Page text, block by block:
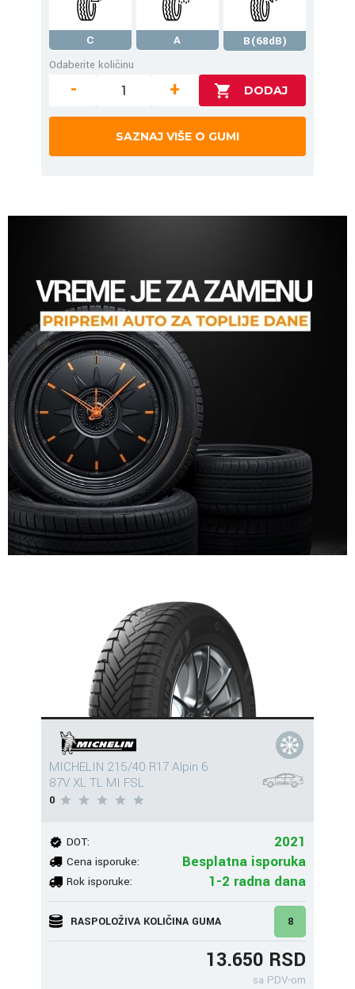
C A
B(68dB)
Odaberite količinu
- +
SAZNAJ VIŠE O GUMI
MICHELIN 215/40 R17 Alpin 6
87V XL TL MI FSL
0
DOT: 2021
Cena isporuke: Besplatna isporuka
Rok isporuke: 1-2 radna dana
RASPOLOŽIVA KOLIČINA GUMA 8
13.650 RSD
sa PDV-om